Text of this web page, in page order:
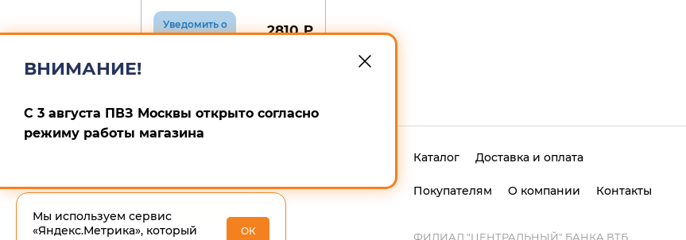
Уведомить о
поступлении
2810 ₽
Каталог Доставка и оплата
Покупателям О компании Контакты
ФИЛИАЛ "ЦЕНТРАЛЬНЫЙ" БАНКА ВТБ
Мы используем сервис
«Яндекс.Метрика», который
ОК
ВНИМАНИЕ!
С 3 августа ПВЗ Москвы открыто согласно
режиму работы магазина